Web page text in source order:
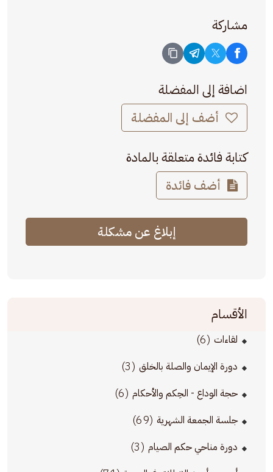
مشاركة
اضافة إلى المفضلة
أضف إلى المفضلة
كتابة فائدة متعلقة بالمادة
أضف فائدة
إبلاغ عن مشكلة
الأقسام
لقاءات (6)
دورة الإيمان والصلة بالخلق (3)
حجة الوداع - الحِكم والأحكام (6)
جلسة الجمعة الشهرية (69)
دورة مناحي حكم الصيام (3)